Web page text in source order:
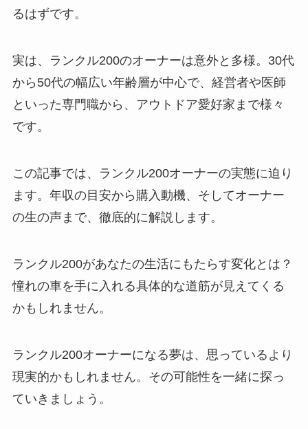
るはずです。
実は、ランクル200のオーナーは意外と多様。30代
から50代の幅広い年齢層が中心で、経営者や医師
といった専門職から、アウトドア愛好家まで様々
です。
この記事では、ランクル200オーナーの実態に迫り
ます。年収の目安から購入動機、そしてオーナー
の生の声まで、徹底的に解説します。
ランクル200があなたの生活にもたらす変化とは？
憧れの車を手に入れる具体的な道筋が見えてくる
かもしれません。
ランクル200オーナーになる夢は、思っているより
現実的かもしれません。その可能性を一緒に探っ
ていきましょう。